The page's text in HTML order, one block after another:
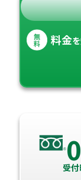
無
料 料金
受